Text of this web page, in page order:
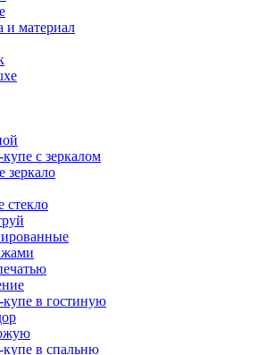
и материал
с зеркалом
зеркало
стекло
в гостиную
в спальню